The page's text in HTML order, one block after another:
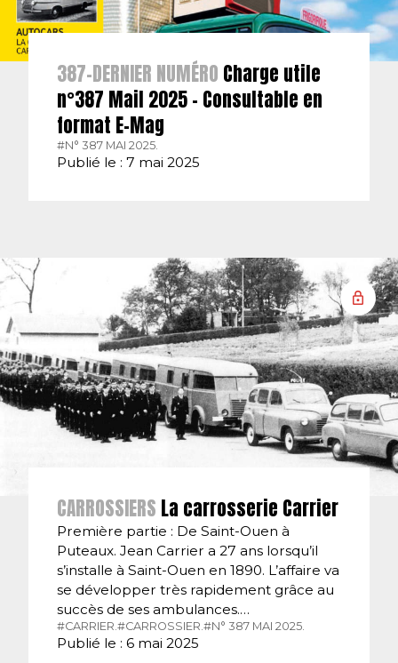
387-DERNIER NUMÉRO Charge utile
n°387 Mail 2025 – Consultable en
format E-Mag
#N° 387 MAI 2025.
Publié le : 7 mai 2025
CARROSSIERS La carrosserie Carrier
Première partie : De Saint-Ouen à
Puteaux. Jean Carrier a 27 ans lorsqu’il
s’installe à Saint-Ouen en 1890. L’affaire va
se développer très rapidement grâce au
succès de ses ambulances.…
#CARRIER.#CARROSSIER.#N° 387 MAI 2025.
Publié le : 6 mai 2025